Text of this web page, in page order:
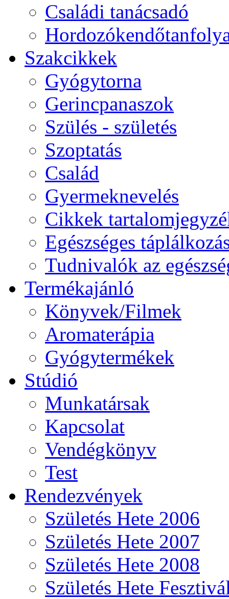
Családi tanácsadó
Szakcikkek
Gyógytorna
Gerincpanaszok
Szülés - születés
Szoptatás
Család
Gyermeknevelés
Cikkek
Egészséges
Tudnivalók az
Termékajánló
Könyvek/Filmek
Aromaterápia
Gyógytermékek
Stúdió
Munkatársak
Kapcsolat
Vendégkönyv
Test
Rendezvények
Születés Hete 2006
Születés Hete 2007
Születés Hete 2008
Születés Hete